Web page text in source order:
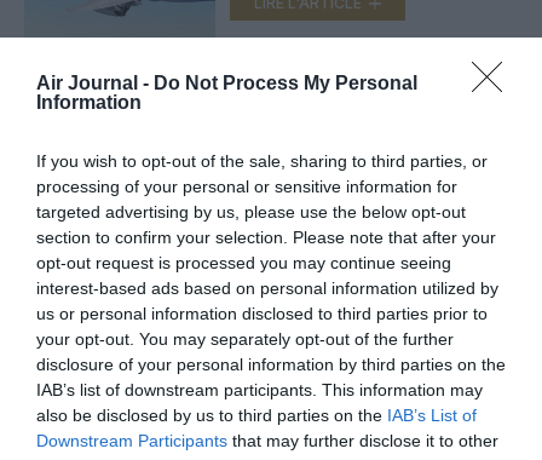
Air Journal - Do Not Process My Personal
Information
If you wish to opt-out of the sale, sharing to third parties, or
processing of your personal or sensitive information for
targeted advertising by us, please use the below opt-out
section to confirm your selection. Please note that after your
opt-out request is processed you may continue seeing
interest-based ads based on personal information utilized by
us or personal information disclosed to third parties prior to
your opt-out. You may separately opt-out of the further
disclosure of your personal information by third parties on the
IAB’s list of downstream participants. This information may
also be disclosed by us to third parties on the IAB’s List of
Downstream Participants that may further disclose it to other
19 E195-E2
LIRE L'ARTICLE
VOIR PLUS D'ARTICLES
FAIRE UN DON